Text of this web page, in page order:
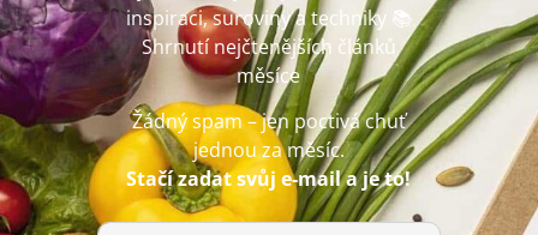
inspiraci, suroviny a techniky 📚
Shrnutí nejčtenějších článků
měsíce
Žádný spam – jen poctivá chuť
jednou za měsíc.
Stačí zadat svůj e-mail a je to!